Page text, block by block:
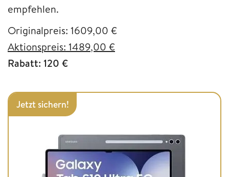
empfehlen.
Originalpreis: 1609,00 €
Aktionspreis: 1489,00 €
Rabatt: 120 €
Jetzt sichern!